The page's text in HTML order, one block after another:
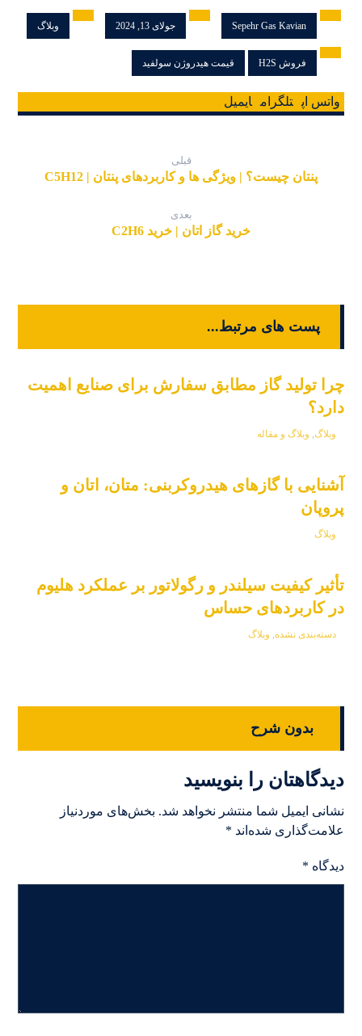
Sepehr Gas Kavian جولای 13, 2024 وبلاگ
فروش H2S قیمت هیدروژن سولفید
واتس اپ تلگرام ایمیل
قبلی
پنتان چیست؟ | ویژگی ها و کاربردهای پنتان | C5H12
بعدی
خرید گاز اتان | خرید C2H6
پست های مرتبط...
چرا تولید گاز مطابق سفارش برای صنایع اهمیت
دارد؟
وبلاگ, وبلاگ و مقاله
آشنایی با گازهای هیدروکربنی: متان، اتان و
پروپان
وبلاگ
تأثیر کیفیت سیلندر و رگولاتور بر عملکرد هلیوم
در کاربردهای حساس
دسته‌بندی نشده, وبلاگ
بدون شرح
دیدگاهتان را بنویسید
نشانی ایمیل شما منتشر نخواهد شد. بخش‌های موردنیاز
علامت‌گذاری شده‌اند *
دیدگاه *